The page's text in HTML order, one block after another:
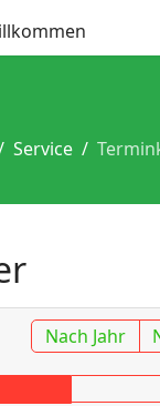
Service
Nach Jahr